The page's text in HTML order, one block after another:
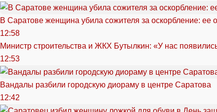
В Саратове женщина убила сожителя за оскорбление: ее
12:58
Министр строительства и ЖКХ Бутылкин: «У нас
12:53
Вандалы разбили городскую диораму в центре Саратова
12:42